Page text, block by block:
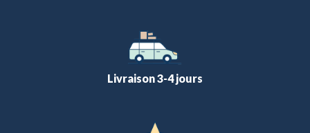
Livraison 3-4 jours